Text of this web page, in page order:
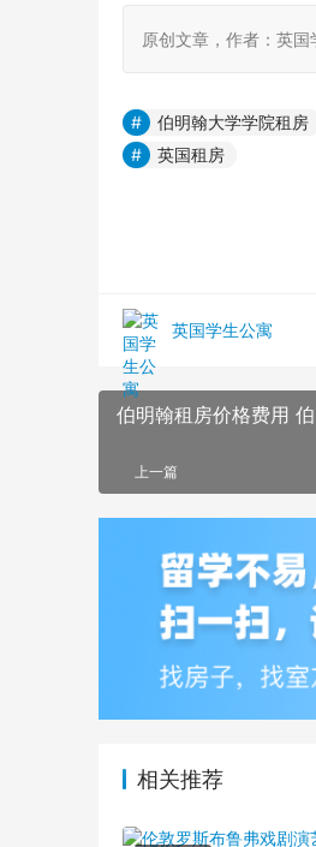
原创文章，作者：英
伯明翰大学学院租房
英国租房
英国学生公寓
伯明翰租房价格费用
上一篇
相关推荐